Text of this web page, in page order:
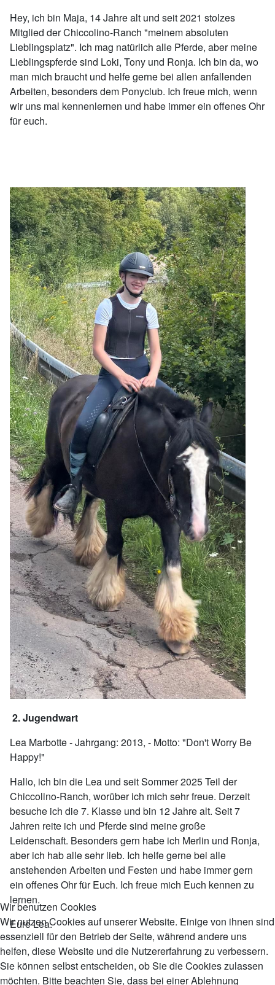
Hey, ich bin Maja, 14 Jahre alt und seit 2021 stolzes
Mitglied der Chiccolino-Ranch "meinem absoluten
Lieblingsplatz". Ich mag natürlich alle Pferde, aber meine
Lieblingspferde sind Loki, Tony und Ronja. Ich bin da, wo
man mich braucht und helfe gerne bei allen anfallenden
Arbeiten, besonders dem Ponyclub. Ich freue mich, wenn
wir uns mal kennenlernen und habe immer ein offenes Ohr
für euch.
2. Jugendwart
Lea Marbotte - Jahrgang: 2013, - Motto: "Don't Worry Be
Happy!"
Hallo, ich bin die Lea und seit Sommer 2025 Teil der
Chiccolino-Ranch, worüber ich mich sehr freue. Derzeit
besuche ich die 7. Klasse und bin 12 Jahre alt. Seit 7
Jahren reite ich und Pferde sind meine große
Leidenschaft. Besonders gern habe ich Merlin und Ronja,
aber ich hab alle sehr lieb. Ich helfe gerne bei alle
anstehenden Arbeiten und Festen und habe immer gern
ein offenes Ohr für Euch. Ich freue mich Euch kennen zu
lernen.
Eure Lea.
Wir benutzen Cookies
Wir nutzen Cookies auf unserer Website. Einige von ihnen sind
essenziell für den Betrieb der Seite, während andere uns
helfen, diese Website und die Nutzererfahrung zu verbessern.
Sie können selbst entscheiden, ob Sie die Cookies zulassen
möchten. Bitte beachten Sie, dass bei einer Ablehnung